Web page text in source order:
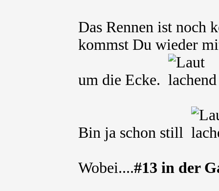
Das Rennen ist noch
kommst Du wieder
um die Ecke.
Bin ja schon still
Wobei....#13 in der